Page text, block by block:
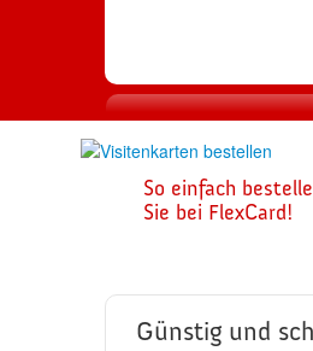
So einfach
Sie bei FlexCard!
Günstig und